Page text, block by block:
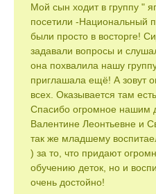
Мой сын ходит в группу "
посетили -Национальный
были просто в восторге!
задавали вопросы и
она похвалила нашу
приглашала ещё! А зовут
всех. Оказывается там
Спасибо огромное нашим
Валентине Леонтьевне и
так же младшему
) за то, что придают
обучению деток, но и
очень достойно!